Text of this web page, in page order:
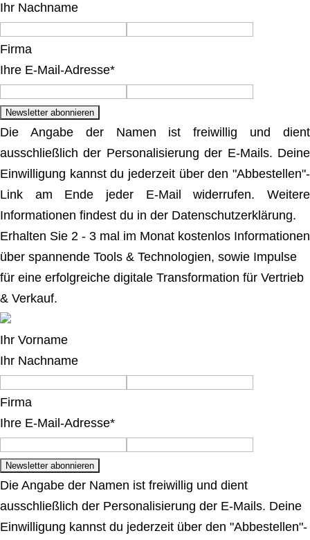
Ihr Nachname
Firma
Ihre E-Mail-Adresse*
Die Angabe der Namen ist freiwillig und dient
ausschließlich der Personalisierung der E-Mails. Deine
Einwilligung kannst du jederzeit über den "Abbestellen"-
Link am Ende jeder E-Mail widerrufen. Weitere
Informationen findest du in der Datenschutzerklärung.
Erhalten Sie 2 - 3 mal im Monat kostenlos Informationen
über spannende Tools & Technologien, sowie Impulse
für eine erfolgreiche digitale Transformation für Vertrieb
& Verkauf.
Ihr Vorname
Ihr Nachname
Firma
Ihre E-Mail-Adresse*
Die Angabe der Namen ist freiwillig und dient
ausschließlich der Personalisierung der E-Mails. Deine
Einwilligung kannst du jederzeit über den "Abbestellen"-